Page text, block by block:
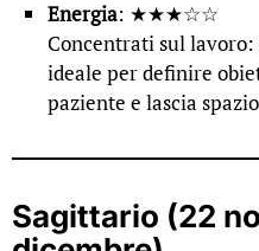
Energia: ★★★☆☆
Concentrati sul
ideale per definire
paziente e lascia
Sagittario (22